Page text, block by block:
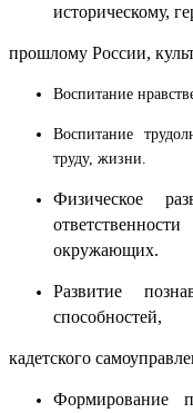
историческому,
прошлому России,
Воспитание
Воспитание
труду, жизни.
Физическое
окружающих.
Развитие
способностей,
кадетского
Формирование